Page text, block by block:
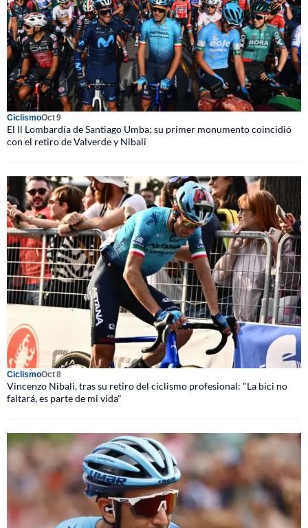
CiclismoOct 9
El Il Lombardía de Santiago Umba: su primer monumento coincidió
con el retiro de Valverde y Nibali
CiclismoOct 8
Vincenzo Nibali, tras su retiro del ciclismo profesional: "La bici no
faltará, es parte de mi vida"